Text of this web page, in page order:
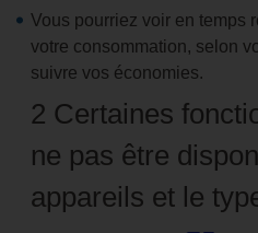
Vous pourriez voir en temps
votre consommation, selon
suivre vos économies.
2 Certaines
ne pas être
appareils et le